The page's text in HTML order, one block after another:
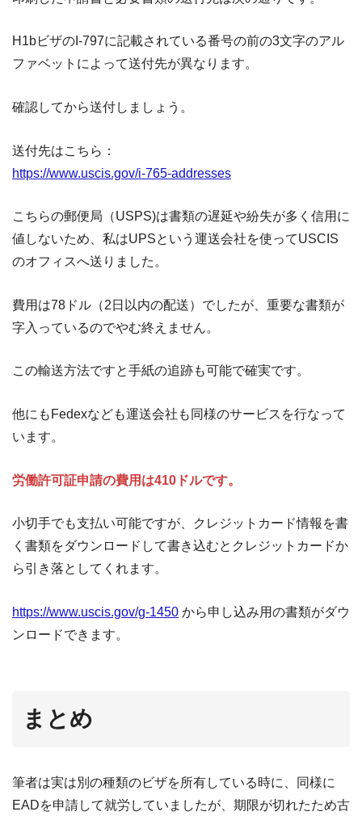
H1bビザのI-797に記載されている番号の前の3文字のアル
ファベットによって送付先が異なります。
確認してから送付しましょう。
送付先はこちら：
https://www.uscis.gov/i-765-addresses
こちらの郵便局（USPS)は書類の遅延や紛失が多く信用に
値しないため、私はUPSという運送会社を使ってUSCIS
のオフィスへ送りました。
費用は78ドル（2日以内の配送）でしたが、重要な書類が
字入っているのでやむ終えません。
この輸送方法ですと手紙の追跡も可能で確実です。
他にもFedexなども運送会社も同様のサービスを行なって
います。
労働許可証申請の費用は410ドルです。
小切手でも支払い可能ですが、クレジットカード情報を書
く書類をダウンロードして書き込むとクレジットカードか
ら引き落としてくれます。
https://www.uscis.gov/g-1450 から申し込み用の書類がダウ
ンロードできます。
まとめ
筆者は実は別の種類のビザを所有している時に、同様に
EADを申請して就労していましたが、期限が切れたため古